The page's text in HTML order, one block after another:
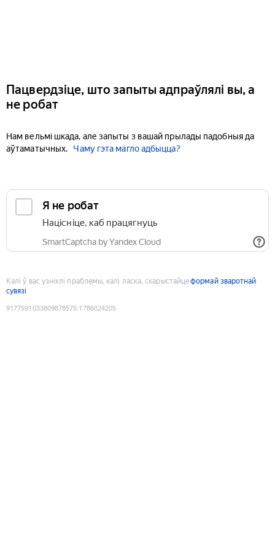
Пацвердзіце, што запыты адпраўлялі вы, а
не робат
Нам вельмі шкада, але запыты з вашай прылады падобныя да
аўтаматычных.
Чаму гэта магло адбыцца?
Я не робат
Націсніце, каб працягнуць
SmartCaptcha by Yandex Cloud
Калі ў вас узніклі праблемы, калі ласка, скарыстайцеформай зваротнай
сувязі
9177591033809878575:1786024205